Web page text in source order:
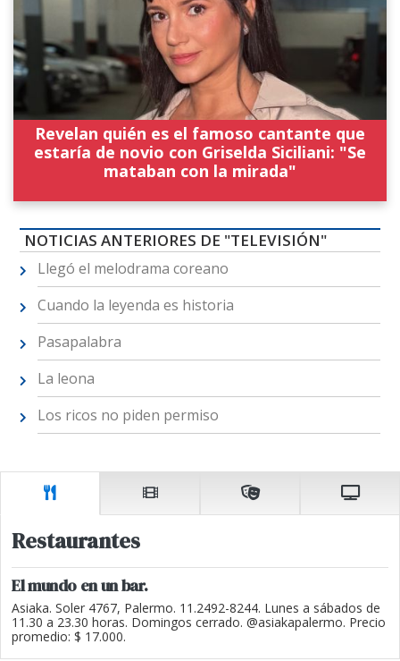
Revelan quién es el famoso cantante que
estaría de novio con Griselda Siciliani: "Se
mataban con la mirada"
NOTICIAS ANTERIORES DE "TELEVISIÓN"
Llegó el melodrama coreano
Cuando la leyenda es historia
Pasapalabra
La leona
Los ricos no piden permiso
Restaurantes
El mundo en un bar.
Asiaka. Soler 4767, Palermo. 11.2492-8244. Lunes a sábados de
11.30 a 23.30 horas. Domingos cerrado. @asiakapalermo. Precio
promedio: $ 17.000.